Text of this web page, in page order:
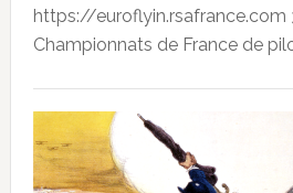
https://euroflyin.rsafrance.com
Championnats de France de